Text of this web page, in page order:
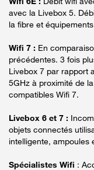
avec la Livebox 5.
la fibre et
Wifi 7 : En
précédentes. 3 fois
Livebox 7 par rapport
5GHz à proximité de
compatibles Wifi 7.
Livebox 6 et 7 :
objets connectés
intelligente, ampoules
Spécialistes Wifi :